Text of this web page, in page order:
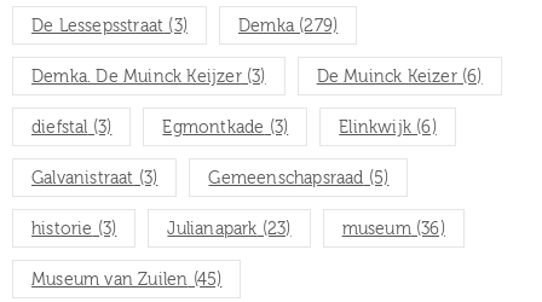
De Lessepsstraat (3) Demka (279)
Demka. De Muinck Keijzer(3) De Muinck Keizer(6)
diefstal (3) Egmontkade (3) Elinkwijk (6)
Galvanistraat (3) Gemeenschapsraad (5)
historie (3) Julianapark (23) museum(36)
Museum van Zuilen (45)